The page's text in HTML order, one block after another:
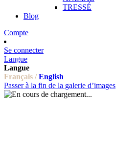
TRESSÉ
Blog
Compte
Se connecter
Langue
Langue
Français / English
Passer à la fin de la galerie d’images